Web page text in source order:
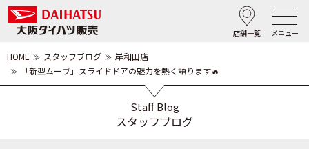
店舗一覧 メニュー
HOME スタッフブログ
岸和田店
「新型ムーヴ」スライドドアの魅力を熱く語ります🔥
Staff Blog
スタッフブログ